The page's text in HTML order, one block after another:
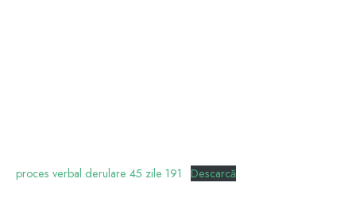
proces verbal derulare 45 zile 191 Descarcă